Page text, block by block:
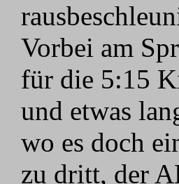
Vorbei am
für die 5:15
und etwas
wo es doch
zu dritt, der